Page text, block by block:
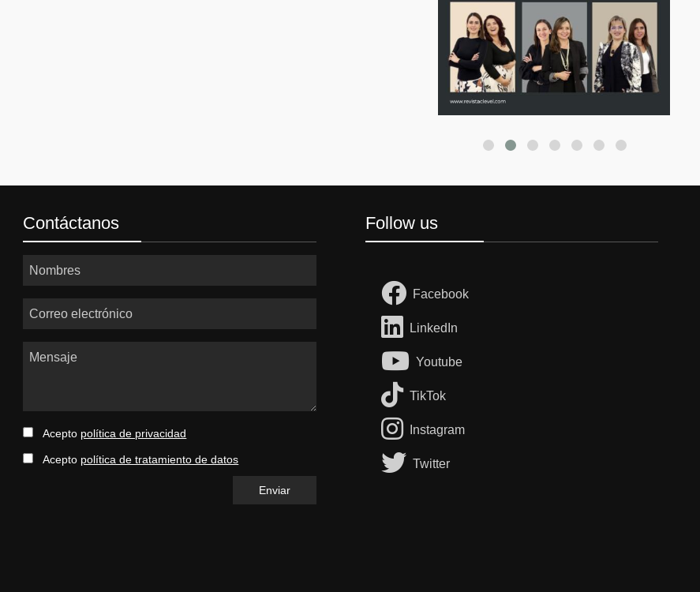
Contáctanos
Nombres
Correo electrónico
Mensaje
Acepto política de privacidad
Acepto política de tratamiento de datos
Follow us
Facebook
LinkedIn
Youtube
TikTok
Instagram
Twitter